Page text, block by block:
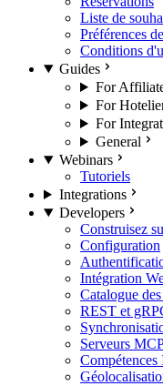
Liste de
Préférences
Conditions
Guides
For
For
For
General
Webinars
Tutoriels
Integrations
Developers
Construisez
Configuration
Intégration
Catalogue
REST et
Serveurs
Compétences